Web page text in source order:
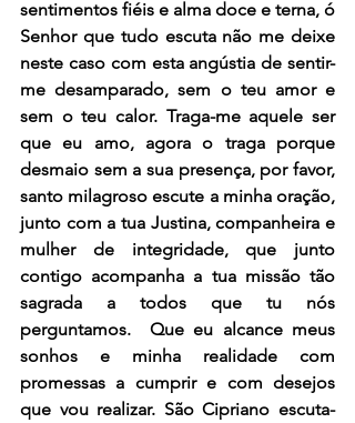
sentimentos fiéis e alma doce e terna, ó
Senhor que tudo escuta não me deixe
neste caso com esta angústia de sentir-
me desamparado, sem o teu amor e
sem o teu calor. Traga-me aquele ser
que eu amo, agora o traga porque
desmaio sem a sua presença, por favor,
santo milagroso escute a minha oração,
junto com a tua Justina, companheira e
mulher de integridade, que junto
contigo acompanha a tua missão tão
sagrada a todos que tu nós
perguntamos.  Que eu alcance meus
sonhos e minha realidade com
promessas a cumprir e com desejos
que vou realizar. São Cipriano escuta-